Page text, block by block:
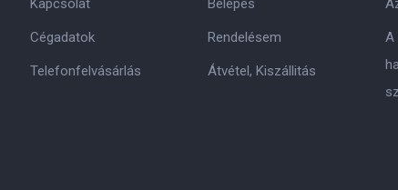
Kapcsolat
Cégadatok
Telefonfelvásárlás
Belépés
Rendelésem
Átvétel, Kiszállitás
A